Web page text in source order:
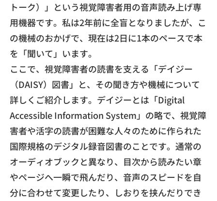
トーク）」 という視覚障害者用の音声読み上げ専
用機器です。 私は2年前に全盲となりましたが、こ
の機械のおかげで、 現在は2日に1本のペースで本
を「聞いて」います。
​ここで、視覚障害者の読書を支える「デイジー
（DAISY） 図書」と、その聞き方や機械について
詳しくご紹介します。 デイジーとは「Digital
Accessible Information System」の略で、 視覚障
害者や活字の読書が困難な人々のために作られた
国際規格のデジタル録音図書のことです。通常の
オーディオブックと異なり、 目次から読みたい章
やページへ一瞬で飛んだり、 音声のスピードを自
分に合わせて変更したり、
しおりを挟んだりでき